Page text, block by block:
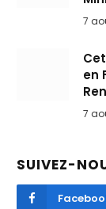
7
en
7
SUIVEZ-